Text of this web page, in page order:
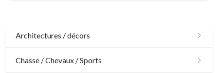
Architectures / décors
Architecture
Chasse / Chevaux / Sports